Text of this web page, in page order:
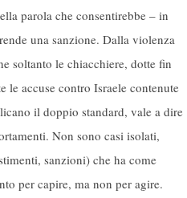
parola che consentirebbe – in
una sanzione. Dalla violenza
soltanto le chiacchiere, dotte fin
accuse contro Israele contenute
il doppio standard, vale a dire
Non sono casi isolati,
sanzioni) che ha come
per capire, ma non per agire.